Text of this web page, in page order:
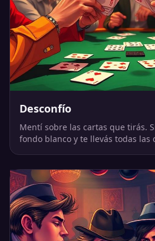
Desconfío
Mentí sobre las cartas que tirás.
fondo blanco y te llevás todas las